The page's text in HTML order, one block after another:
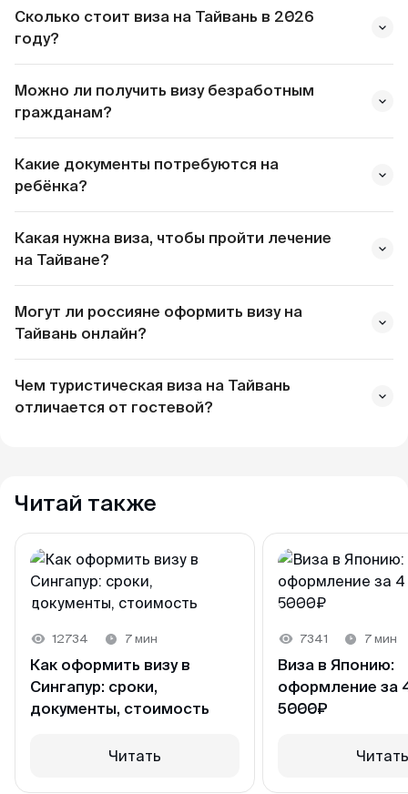
Сколько стоит виза на Тайвань в 2026
году?
Стандартно
5
Многократная
Однократная
75$
Можно ли получить визу безработным
гражданам?
Whatsapp
Telegram
Какие документы потребуются на
ребёнка?
Telegram
Какая нужна виза, чтобы пройти лечение
на Тайване?
Могут ли россияне оформить визу на
Тайвань онлайн?
Чем туристическая виза на Тайвань
отличается от гостевой?
Читай также
12734 7 мин
Как оформить визу в
Сингапур: сроки,
документы, стоимость
Читать
7341 7 мин
Виза в Японию:
оформление за
5000₽
Читать